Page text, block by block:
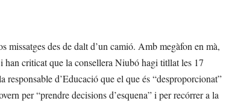
missatges des de dalt d’un camió. Amb megàfon en mà,
han criticat que la consellera Niubó hagi titllat les 17
d’Educació que el que és “desproporcionat”
per “prendre decisions d’esquena” i per recórrer a la